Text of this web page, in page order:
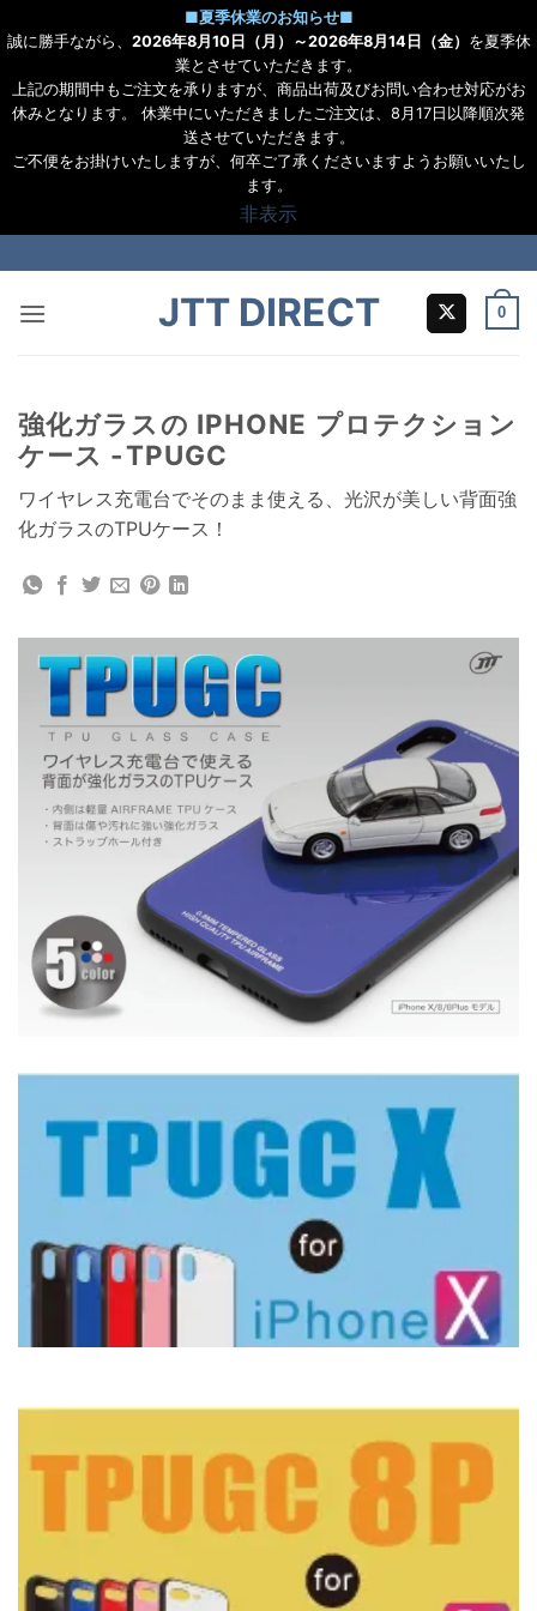
■夏季休業のお知らせ■
誠に勝手ながら、 2026年8月10日（月）～2026年8月14日（金） を夏季休
業とさせていただきます。
上記の期間中もご注文を承りますが、商品出荷及びお問い合わせ対応がお
休みとなります。 休業中にいただきましたご注文は、8月17日以降順次発
送させていただきます。
ご不便をお掛けいたしますが、何卒ご了承くださいますようお願いいたし
ます。
非表示
to
content
JTT DIRECT 0
強化ガラスの IPHONE プロテクション
ケース -TPUGC
ワイヤレス充電台でそのまま使える、光沢が美しい背面強
化ガラスのTPUケース！